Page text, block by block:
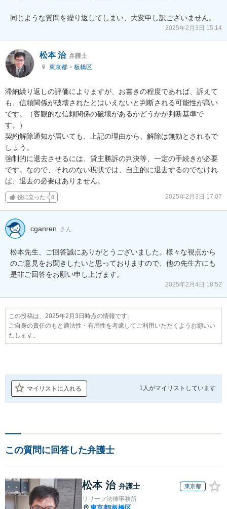
同じような質問を繰り返してしまい、大変申し訳ございません。
2025年2月3日 15:14
松本 治 弁護士
東京都 > 板橋区
滞納繰り返しの評価によりますが、お書きの程度であれば、訴えて
も、信頼関係が破壊されたとはいえないと判断される可能性が高い
です。（客観的な信頼関係の破壊があるかどうかが判断基準で
す。）
契約解除通知が届いても、上記の理由から、解除は無効とされるで
しょう。
強制的に退去させるには、貸主勝訴の判決等、一定の手続きが必要
です。なので、それのない現状では、自主的に退去するのでなけれ
ば、退去の必要はありません。
役に立った 0 2025年2月3日 17:07
cganren さん
松本先生、ご回答誠にありがとうございました。様々な視点から
のご意見をお聞きしたいと思っておりますので、他の先生方にも
是非ご回答をお願い申し上げます。
2025年2月4日 18:52
この投稿は、2025年2月3日時点の情報です。
ご自身の責任のもと適法性・有用性を考慮してご利用いただくようお願いい
たします。
マイリストに入れる 1人がマイリストしています
この質問に回答した弁護士
松本 治 弁護士 東京都
リリーフ法律事務所
東京都 板橋区